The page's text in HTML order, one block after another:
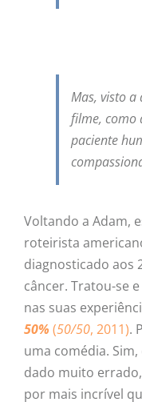
Mas, visto
filme, como
paciente
Voltando a Adam,
roteirista
diagnosticado aos
câncer. Tratou-se
nas suas
50% (50/50, 2011).
uma comédia.
dado muito
por mais incrível